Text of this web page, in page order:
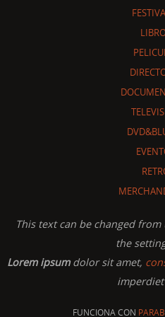
This text can be changed
the
Lorem ipsumdolor sit amet,
FUNCIONA CON